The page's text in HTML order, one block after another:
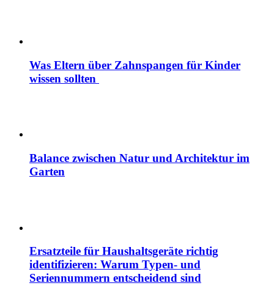
Was Eltern über Zahnspangen für Kinder
wissen sollten
Balance zwischen Natur und Architektur im
Garten
Ersatzteile für Haushaltsgeräte richtig
identifizieren: Warum Typen- und
Seriennummern entscheidend sind